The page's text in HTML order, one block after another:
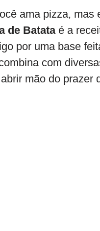
ama pizza, mas
de Batataé a
por uma base
com
mão do prazer